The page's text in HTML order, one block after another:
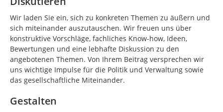
Wir laden Sie ein, sich zu konkreten Themen zu äußern und
sich miteinander auszutauschen. Wir freuen uns über
konstruktive Vorschläge, fachliches Know-how, Ideen,
Bewertungen und eine lebhafte Diskussion zu den
angebotenen Themen. Von Ihrem Beitrag versprechen wir
uns wichtige Impulse für die Politik und Verwaltung sowie
das gesellschaftliche Miteinander.
Gestalten